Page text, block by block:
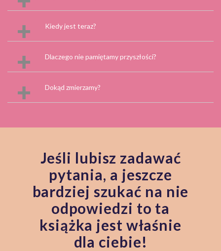
Kiedy jest teraz?
Dlaczego nie pamiętamy przyszłości?
Dokąd zmierzamy?
Jeśli lubisz zadawać
pytania, a jeszcze
bardziej szukać na nie
odpowiedzi to ta
książka jest właśnie
dla ciebie!